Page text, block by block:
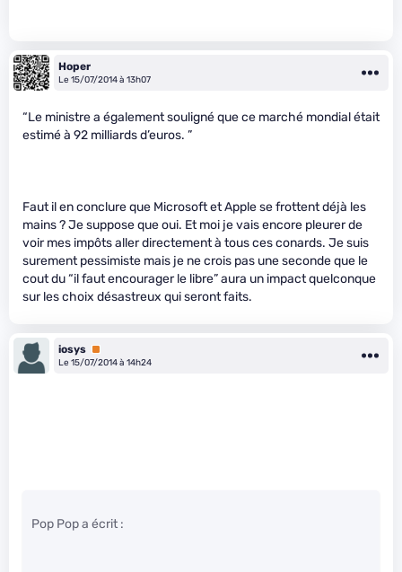
Hoper
Le 15/07/2014 à 13h07
“Le ministre a également souligné que ce marché mondial était
estimé à 92 milliards d’euros. ”
Faut il en conclure que Microsoft et Apple se frottent déjà les
mains ? Je suppose que oui. Et moi je vais encore pleurer de
voir mes impôts aller directement à tous ces conards. Je suis
surement pessimiste mais je ne crois pas une seconde que le
cout du “il faut encourager le libre” aura un impact quelconque
sur les choix désastreux qui seront faits.
iosys Premium
Le 15/07/2014 à 14h24
Pop Pop a écrit :